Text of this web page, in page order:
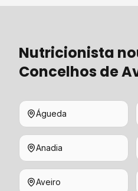
Nutricionista
Concelhos de
Águeda
Anadia
Aveiro